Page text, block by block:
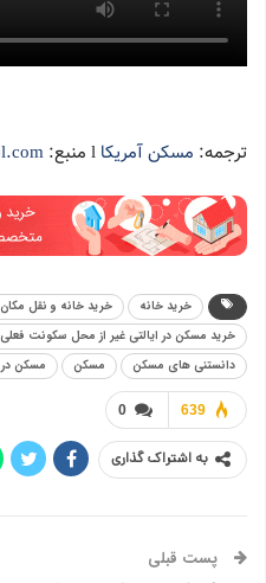
ترجمه: مسکن آمریکا
خرید خانه خرید خانه و نقل
خرید مسکن در ایالتی غیر از محل سکونت
دانستنی های مسکن
مسکن مسکن در
0 639
به اشتراک گذاری
پست قبلی